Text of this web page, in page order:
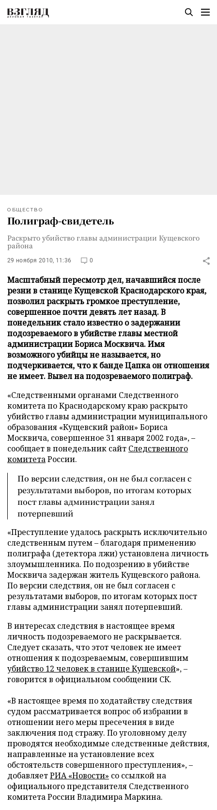
ОБЩЕСТВО
Полиграф-свидетель
Раскрыто убийство главы администрации Кущевского
района
29 ноября 2010, 11:36 0
Масштабный пересмотр дел, начавшийся после
резни в станице Кущевской Краснодарского края,
позволил раскрыть громкое преступление,
совершенное почти девять лет назад. В
понедельник стало известно о задержании
подозреваемого в убийстве главы местной
администрации Бориса Москвича. Имя
возможного убийцы не называется, но
подчеркивается, что к банде Цапка он отношения
не имеет. Вывел на подозреваемого полиграф.
«Следственными органами Следственного
комитета по Краснодарскому краю раскрыто
убийство главы администрации муниципального
образования «Кущевский район» Бориса
Москвича, совершенное 31 января 2002 года»,–
сообщает в понедельник сайт Следственного
комитетаРоссии.
По версии следствия, он не был согласен с
результатами выборов, по итогам которых
пост главы администрации занял
потерпевший
«Преступление удалось раскрыть исключительно
следственным путем – благодаря применению
полиграфа (детектора лжи) установлена личность
злоумышленника. По подозрению в убийстве
Москвича задержан житель Кущевского района.
По версии следствия, он не был согласен с
результатами выборов, по итогам которых пост
главы администрации занял потерпевший.
В интересах следствия в настоящее время
личность подозреваемого не раскрывается.
Следует сказать, что этот человек не имеет
отношения к подозреваемым, совершившим
убийство 12 человек в станице Кущевской»,–
говорится в официальном сообщении СК.
«В настоящее время по ходатайству следствия
судом рассматривается вопрос об избрании в
отношении него меры пресечения в виде
заключения под стражу. По уголовному делу
проводятся необходимые следственные действия,
направленные на установление всех
обстоятельств совершенного преступления»,–
добавляетРИА «Новости» со ссылкой на
официального представителя Следственного
комитета России Владимира Маркина.